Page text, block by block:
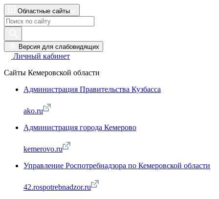
Областные сайты
Версия для слабовидящих
Личный кабинет
Сайты Кемеровской области
Администрация Правительства Кузбасса
ako.ru
Администрация города Кемерово
kemerovo.ru
Управление Роспотребнадзора по Кемеровской области
42.rospotrebnadzor.ru